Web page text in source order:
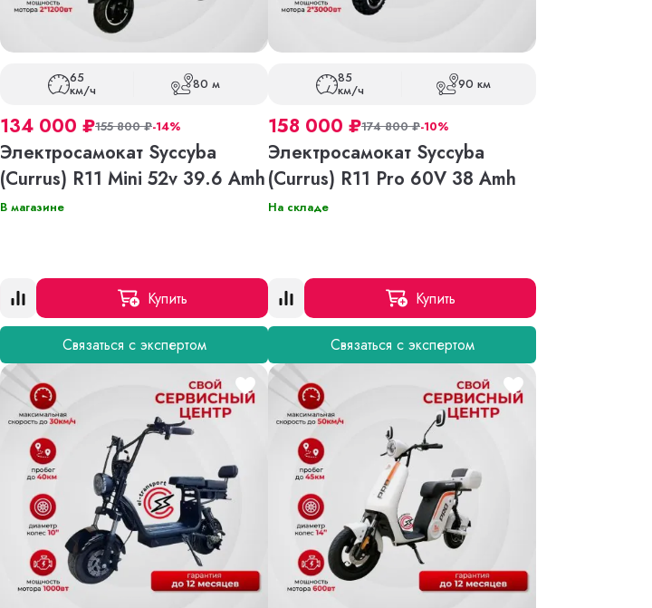
65
км/ч 80 м
134 000 ₽155 800₽-14%
Электросамокат Syccyba
(Currus) R11 Mini 52v 39.6 Amh
В магазине
Купить
Связаться с экспертом
85
км/ч 90 км
158 000 ₽174 800₽-10%
Электросамокат Syccyba
(Currus) R11 Pro 60V 38 Amh
На складе
Купить
Связаться с экспертом